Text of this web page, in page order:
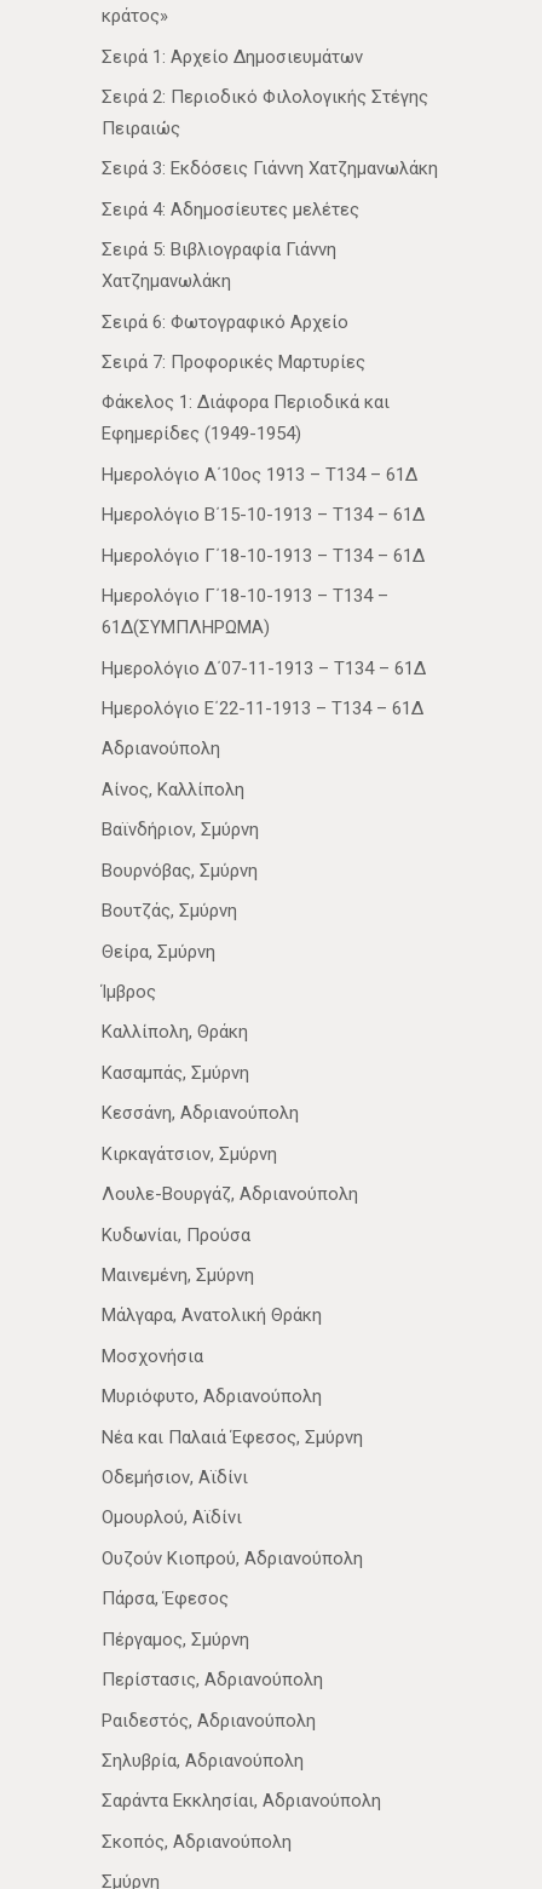
κράτος»
Σειρά 1: Αρχείο Δημοσιευμάτων
Σειρά 2: Περιοδικό Φιλολογικής Στέγης
Πειραιώς
Σειρά 3: Εκδόσεις Γιάννη Χατζημανωλάκη
Σειρά 4: Αδημοσίευτες μελέτες
Σειρά 5: Βιβλιογραφία Γιάννη
Χατζημανωλάκη
Σειρά 6: Φωτογραφικό Αρχείο
Σειρά 7: Προφορικές Μαρτυρίες
Φάκελος 1: Διάφορα Περιοδικά και
Εφημερίδες (1949-1954)
Ημερολόγιο Α΄10ος 1913 – Τ134 – 61Δ
Ημερολόγιο Β΄15-10-1913 – Τ134 – 61Δ
Ημερολόγιο Γ΄18-10-1913 – Τ134 – 61Δ
Ημερολόγιο Γ΄18-10-1913 – Τ134 –
61Δ(ΣΥΜΠΛΗΡΩΜΑ)
Ημερολόγιο Δ΄07-11-1913 – Τ134 – 61Δ
Ημερολόγιο Ε΄22-11-1913 – Τ134 – 61Δ
Αδριανούπολη
Αίνος, Καλλίπολη
Βαϊνδήριον, Σμύρνη
Βουρνόβας, Σμύρνη
Βουτζάς, Σμύρνη
Θείρα, Σμύρνη
Ίμβρος
Καλλίπολη, Θράκη
Κασαμπάς, Σμύρνη
Κεσσάνη, Αδριανούπολη
Κιρκαγάτσιον, Σμύρνη
Λουλε-Βουργάζ, Αδριανούπολη
Κυδωνίαι, Προύσα
Μαινεμένη, Σμύρνη
Μάλγαρα, Ανατολική Θράκη
Μοσχονήσια
Μυριόφυτο, Αδριανούπολη
Νέα­ και Παλαιά Έφεσος, Σμύρνη
Οδεμήσιον, Αϊδίνι
Ομουρλού, Αϊδίνι
Ουζούν Κιοπρού, Αδριανούπολη
Πάρσα, Έφεσος
Πέργαμος, Σμύρνη
Περίστασις, Αδριανούπολη
Ραιδεστός, Αδριανούπολη
Σηλυβρία, Αδριανούπολη
Σαράντα Εκκλησίαι, Αδριανούπολη
Σκοπός, Αδριανούπολη
Σμύρνη